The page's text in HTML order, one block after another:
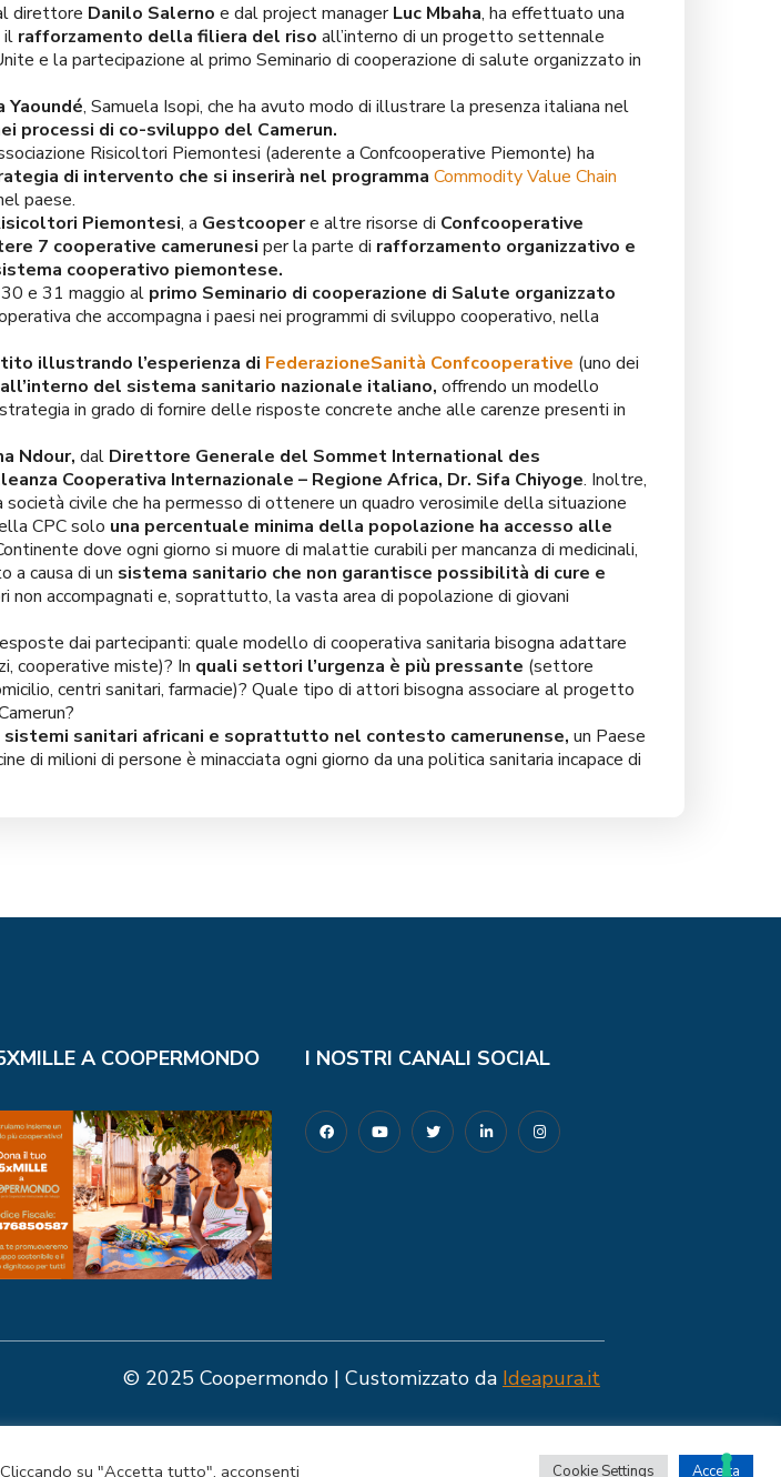
direttore Danilo Salerno e dal project managerLuc Mbaha, ha effettuato una
il rafforzamento della filiera del riso all’interno di un progetto settennale
e la partecipazione al primo Seminario di cooperazione di salute organizzato in
Yaoundé, Samuela Isopi, che ha avuto modo di illustrare la presenza italiana nel
processi di co-sviluppo del Camerun.
Risicoltori Piemontesi (aderente a Confcooperative Piemonte) ha
di intervento che si inserirà nel programma Commodity Value Chain
paese.
Piemontesi, a Gestcoopere altre risorse di Confcooperative
7 cooperative camerunesi per la parte di rafforzamento organizzativo e
cooperativo piemontese.
e 31 maggio al primo Seminario di cooperazione di Salute organizzato
che accompagna i paesi nei programmi di sviluppo cooperativo, nella
illustrando l’esperienza di FederazioneSanità Confcooperative (uno dei
del sistema sanitario nazionale italiano, offrendo un modello
in grado di fornire delle risposte concrete anche alle carenze presenti in
Ndour, dal Direttore Generale del Sommet International des
Cooperativa Internazionale – Regione Africa, Dr. Sifa Chiyoge. Inoltre,
civile che ha permesso di ottenere un quadro verosimile della situazione
CPC solo una percentuale minima della popolazione ha accesso alle
dove ogni giorno si muore di malattie curabili per mancanza di medicinali,
a causa di un sistema sanitario che non garantisce possibilità di cure e
non accompagnati e, soprattutto, la vasta area di popolazione di giovani
dai partecipanti: quale modello di cooperativa sanitaria bisogna adattare
cooperative miste)? In quali settori l’urgenza è più pressante (settore
centri sanitari, farmacie)? Quale tipo di attori bisogna associare al progetto
sanitari africani e soprattutto nel contesto camerunense, un Paese
di milioni di persone è minacciata ogni giorno da una politica sanitaria incapace di
A COOPERMONDO I NOSTRI CANALI SOCIAL
© 2025 Coopermondo | Customizzato da Ideapura.it
su "Accetta tutto", acconsenti Cookie Settings Accetta